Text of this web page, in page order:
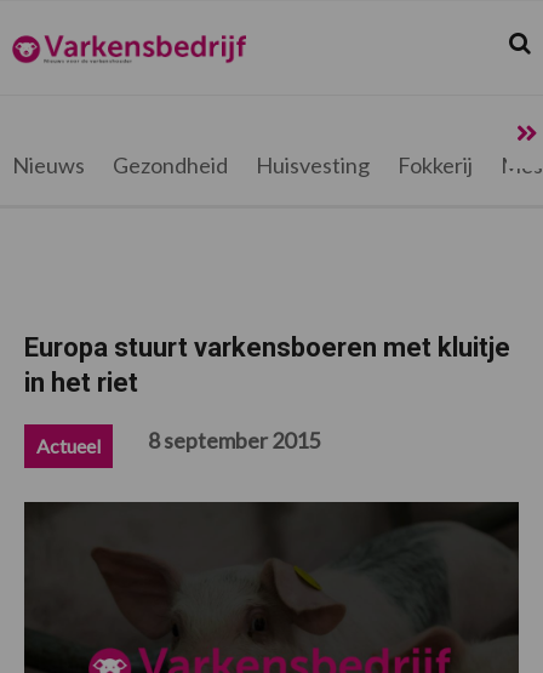
de
hoofdnavigatie
de
hoofd
de
eerste
de
voettekst
Varkensbedrijf.be
Nieuws Gezondheid Huisvesting Fokkerij
Europa stuurt varkensboeren met kluitje
in het riet
Actueel 8 september 2015